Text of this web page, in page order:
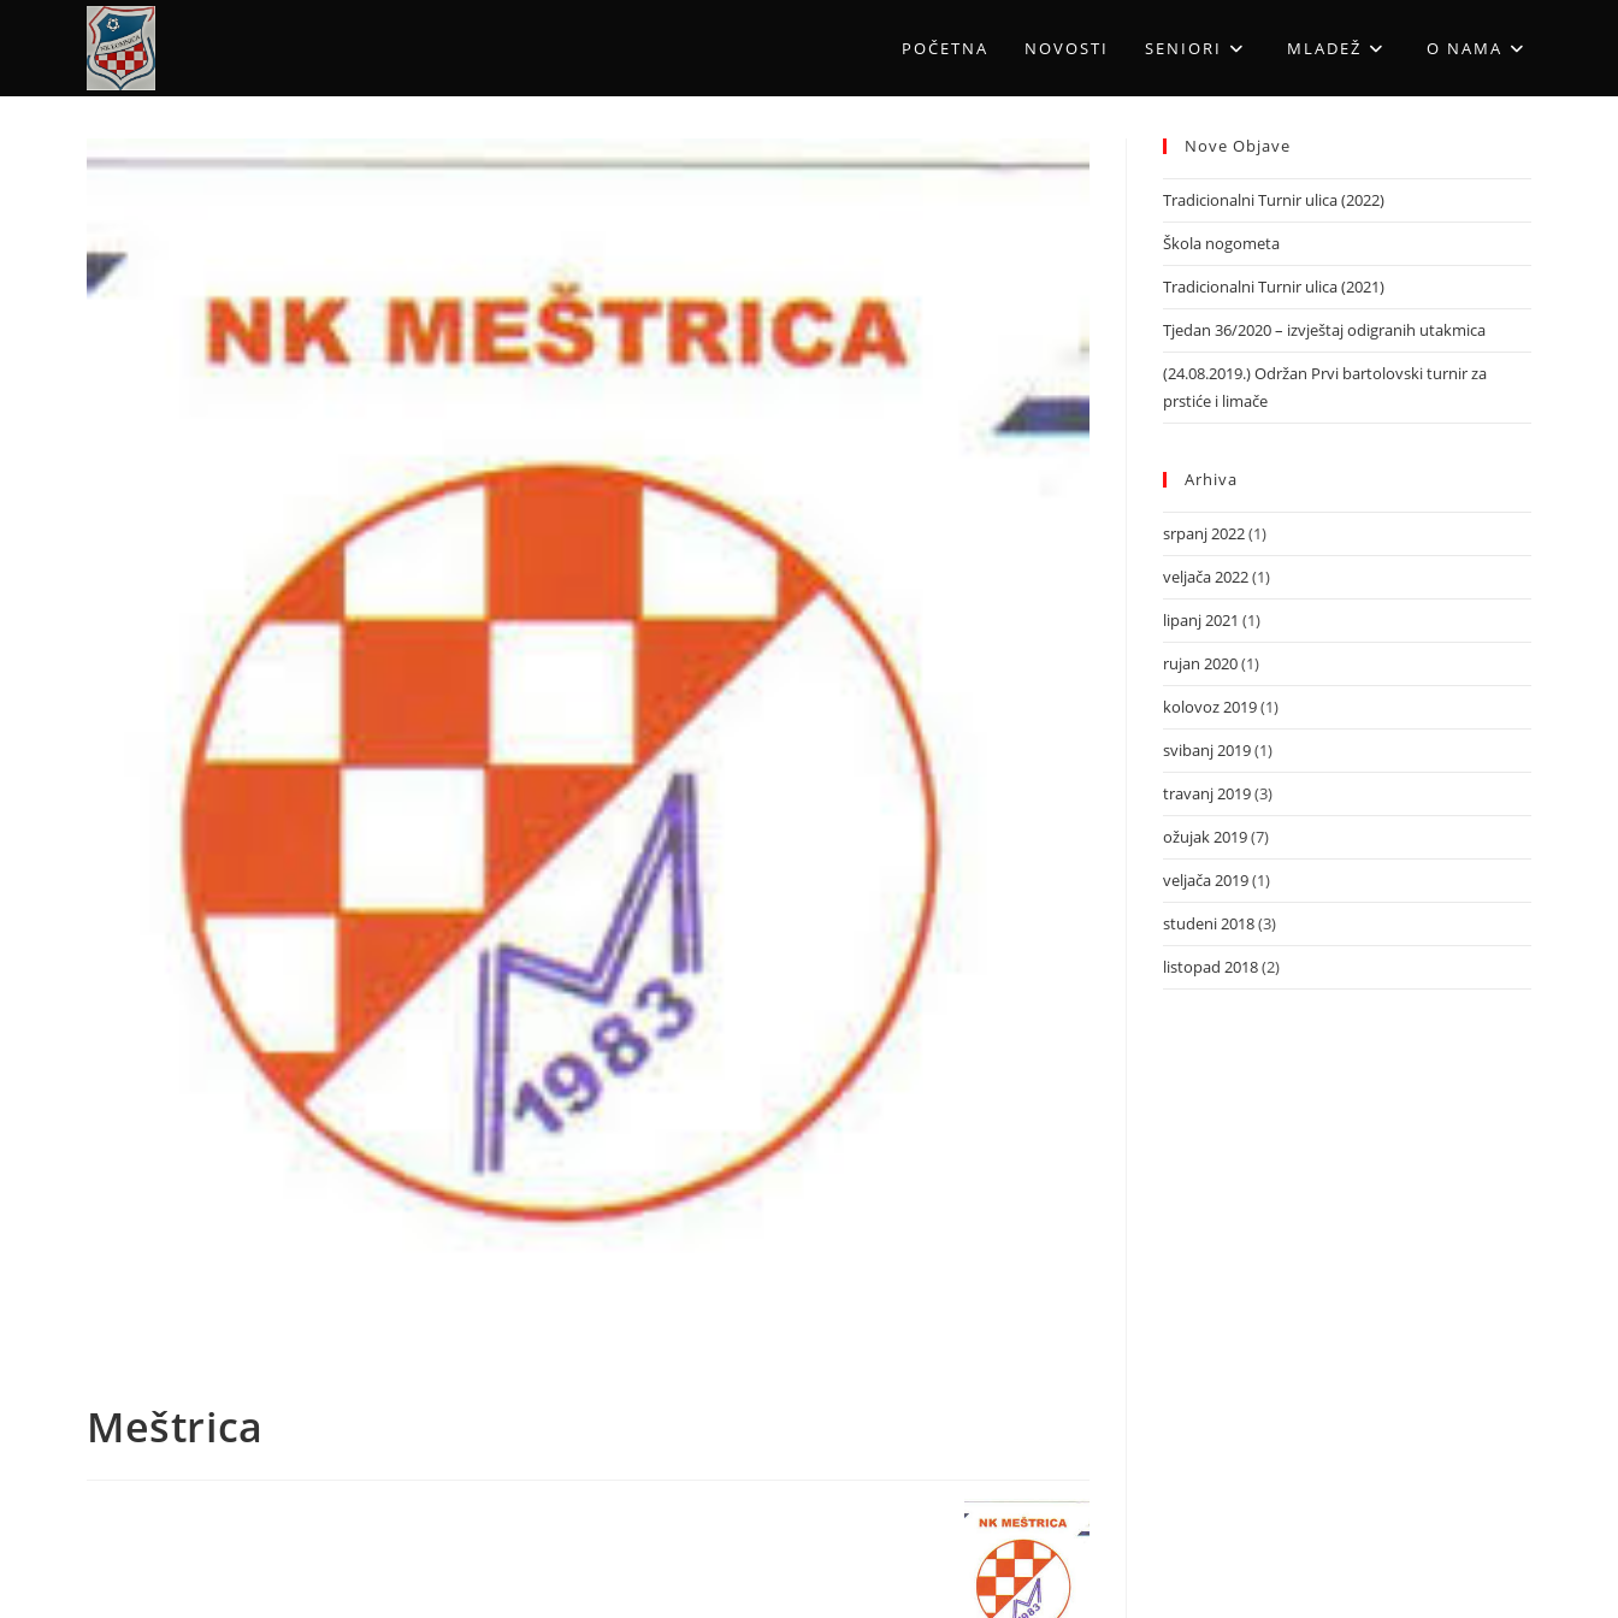
POČETNA NOVOSTI SENIORI MLADEŽ O NAMA
Meštrica
Nove Objave
Tradicionalni Turnir ulica (2022)
Škola nogometa
Tradicionalni Turnir ulica (2021)
Tjedan 36/2020 – izvještaj odigranih utakmica
(24.08.2019.) Održan Prvi bartolovski turnir za
prstiće i limače
Arhiva
srpanj 2022(1)
veljača 2022(1)
lipanj 2021 (1)
rujan 2020(1)
kolovoz 2019(1)
svibanj 2019(1)
travanj 2019(3)
ožujak 2019(7)
veljača 2019(1)
studeni 2018(3)
listopad 2018(2)